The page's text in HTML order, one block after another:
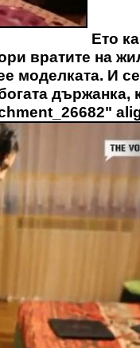
Ето
вратите на
моделката. И
държанка,